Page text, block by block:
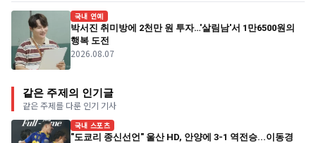
국내 연예
박서진 취미방에 2천만 원 투자…'살림남'서 1만6500원의
행복 도전
2026.08.07
같은 주제의 인기글
같은 주제를 다룬 인기 기사
국내 스포츠
"도쿄리 종신선언" 울산 HD, 안양에 3-1 역전승...이동경